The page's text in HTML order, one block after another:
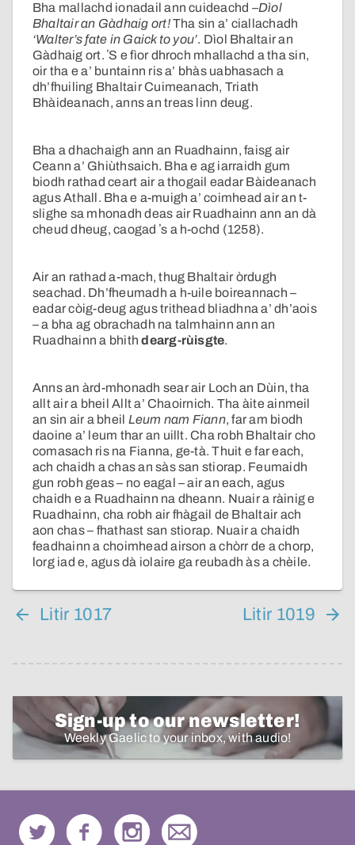
Bha mallachd ionadail ann cuideachd –Dìol
Bhaltair an Gàdhaig ort!Tha sin a’ ciallachadh
‘Walter’s fate in Gaick to you’. Dìol Bhaltair an
Gàdhaig ort. ʼS e fìor dhroch mhallachd a tha sin,
oir tha e a’ buntainn ris a’ bhàs uabhasach a
dh’fhuiling Bhaltair Cuimeanach, Triath
Bhàideanach, anns an treas linn deug.
Bha a dhachaigh ann an Ruadhainn, faisg air
Ceann a’ Ghiùthsaich. Bha e ag iarraidh gum
biodh rathad ceart air a thogail eadar Bàideanach
agus Athall. Bha e a-muigh a’ coimhead air an t-
slighe sa mhonadh deas air Ruadhainn ann an dà
cheud dheug, caogad ʼs a h-ochd (1258).
Air an rathad a-mach, thug Bhaltair òrdugh
seachad. Dh’fheumadh a h-uile boireannach –
eadar còig-deug agus trithead bliadhna a’ dh’aois
– a bha ag obrachadh na talmhainn ann an
Ruadhainn a bhithdearg-rùisgte.
Anns an àrd-mhonadh sear air Loch an Dùin, tha
allt air a bheil Allt a’ Chaoirnich. Tha àite ainmeil
an sin air a bheil Leum nam Fiann, far am biodh
daoine a’ leum thar an uillt. Cha robh Bhaltair cho
comasach ris na Fianna, ge-tà. Thuit e far each,
ach chaidh a chas an sàs san stiorap. Feumaidh
gun robh geas – no eagal – air an each, agus
chaidh e a Ruadhainn na dheann. Nuair a ràinig e
Ruadhainn, cha robh air fhàgail de Bhaltair ach
aon chas – fhathast san stiorap. Nuair a chaidh
feadhainn a choimhead airson a chòrr de a chorp,
lorg iad e, agus dà iolaire ga reubadh às a chèile.
Litir 1017 Litir 1019
Sign-up to our newsletter!
Weekly Gaelic to your inbox, with audio!